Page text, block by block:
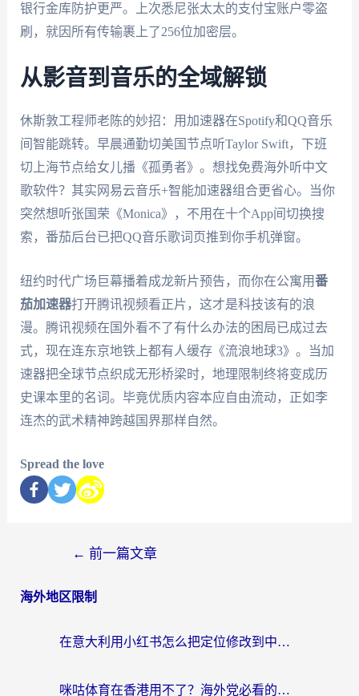
银行金库防护更严。上次悉尼张太太的支付宝账户零盗
刷，就因所有传输裹上了256位加密层。
从影音到音乐的全域解锁
休斯敦工程师老陈的妙招：用加速器在Spotify和QQ音乐
间智能跳转。早晨通勤切美国节点听Taylor Swift，下班
切上海节点给女儿播《孤勇者》。想找免费海外听中文
歌软件？其实网易云音乐+智能加速器组合更省心。当你
突然想听张国荣《Monica》，不用在十个App间切换搜
索，番茄后台已把QQ音乐歌词页推到你手机弹窗。
纽约时代广场巨幕播着成龙新片预告，而你在公寓用番
茄加速器打开腾讯视频看正片，这才是科技该有的浪
漫。腾讯视频在国外看不了有什么办法的困局已成过去
式，现在连东京地铁上都有人缓存《流浪地球3》。当加
速器把全球节点织成无形桥梁时，地理限制终将变成历
史课本里的名词。毕竟优质内容本应自由流动，正如李
连杰的武术精神跨越国界那样自然。
Spread the love
← 前一篇文章
海外地区限制
在意大利用小红书怎么把定位修改到中国国内？3个实用技巧+1个靠谱工具帮你搞定
咪咕体育在香港用不了？海外党必看的回国加速器选择指南（附3个真实场景解决方案）